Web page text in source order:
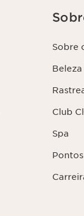
Sobre
Beleza
Club
Spa